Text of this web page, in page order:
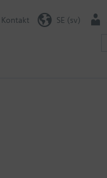
Kontakt SE (sv)